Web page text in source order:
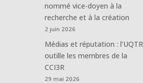
nommé vice-doyen à la
recherche et à la création
2 juin 2026
Médias et réputation : l’UQTR
outille les membres de la
CCI3R
29 mai 2026